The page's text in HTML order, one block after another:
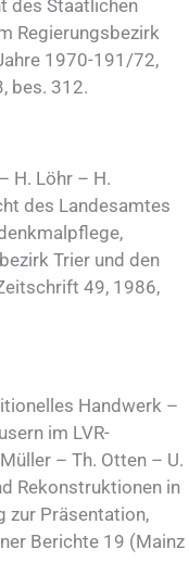
des Staatlichen
Regierungsbezirk
1970-191/72,
bes. 312.
H. Löhr – H.
des Landesamtes
Trier und den
49, 1986,
Handwerk –
im LVR-
– Th. Otten – U.
Rekonstruktionen in
zur Präsentation,
Berichte 19 (Mainz